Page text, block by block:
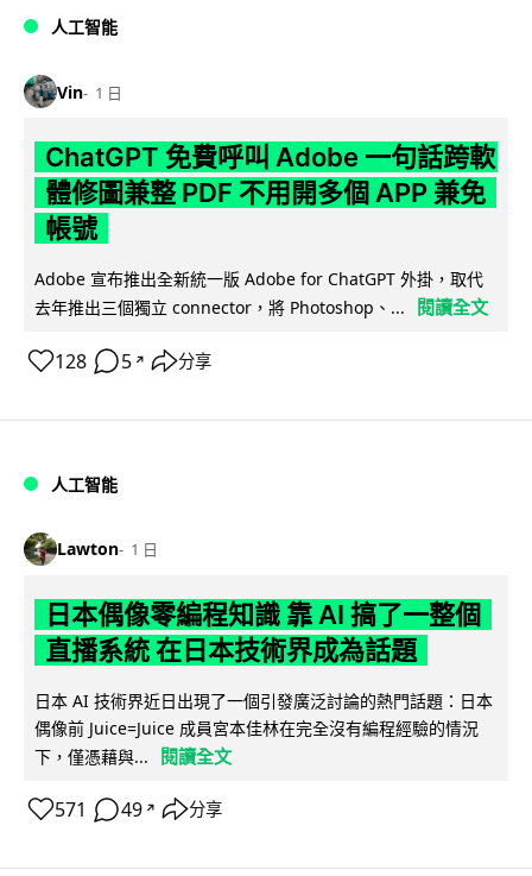
人工智能
Vin 1 日
ChatGPT 免費呼叫 Adobe 一句話跨軟
體修圖兼整 PDF 不用開多個 APP 兼免
帳號
Adobe 宣布推出全新統一版 Adobe for ChatGPT 外掛，取代
去年推出三個獨立 connector，將 Photoshop、...
閱讀全文
128 5 ↗ 分享
人工智能
Lawton 1 日
日本偶像零編程知識 靠 AI 搞了一整個
直播系統 在日本技術界成為話題
日本 AI 技術界近日出現了一個引發廣泛討論的熱門話題：日本
偶像前 Juice=Juice 成員宮本佳林在完全沒有編程經驗的情況
下，僅憑藉與...
閱讀全文
571 49 ↗ 分享